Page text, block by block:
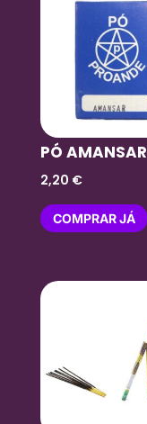
PÓ AMANSAR
2,20 €
COMPRAR JÁ